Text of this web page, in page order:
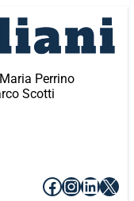
Perrino
Scotti
Facebook
X